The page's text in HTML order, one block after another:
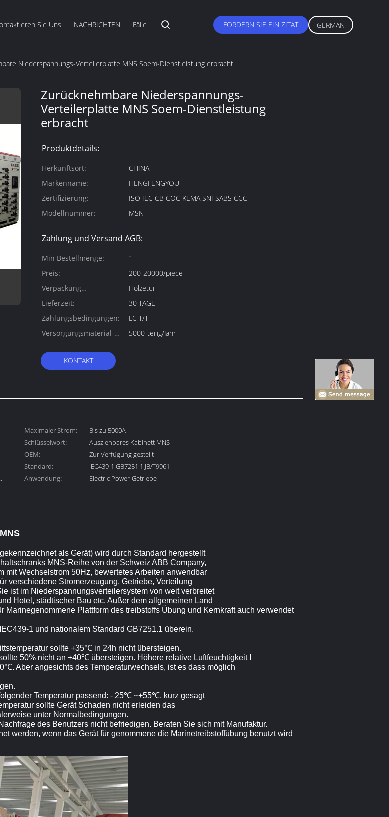
Sie Uns NACHRICHTEN Fälle FORDERN SIE EIN ZITAT GERMAN
Niederspannungs-Verteilerplatte MNS Soem-Dienstleistung erbracht
Zurücknehmbare Niederspannungs-
Verteilerplatte MNS Soem-Dienstleistung
erbracht
Produktdetails:
Herkunftsort:
CHINA
Markenname:
HENGFENGYOU
Zertifizierung:
ISO IEC CB COC KEMA SNI SABS CCC
Modellnummer:
MSN
Zahlung und Versand AGB:
Min Bestellmenge:
1
Preis:
200-20000/piece
Verpackung
Informationen:
Holzetui
Lieferzeit:
30 TAGE
Zahlungsbedingungen:
LC T/T
Versorgungsmaterial-
5000-teilig/Jahr
KONTAKT
Maximaler Strom:
Bis zu 5000A
Schlüsselwort:
Ausziehbares Kabinett MNS
OEM:
Zur Verfügung gestellt
Standard:
IEC439-1 GB7251.1 JB/T9961
Anwendung:
Electric Power-Getriebe
als Gerät) wird durch Standard hergestellt
MNS-Reihe von der Schweiz ABB Company,
mit Wechselstrom 50Hz, bewertetes Arbeiten anwendbar
verschiedene Stromerzeugung, Getriebe, Verteilung
ist im Niederspannungsverteilersystem von weit verbreitet
Hotel, städtischer Bau etc. Außer dem allgemeinen Land
Plattform des treibstoffs Übung und Kernkraft auch verwendet
1 und nationalem Standard GB7251.1 überein.
sollte +35℃ in 24h nicht übersteigen.
50% nicht an +40℃ übersteigen. Höhere relative Luftfeuchtigkeit I
Aber angesichts des Temperaturwechsels, ist es dass möglich
Temperatur passend: - 25℃ ~+55℃, kurz gesagt
sollte Gerät Schaden nicht erleiden das
unter Normalbedingungen.
des Benutzers nicht befriedigen. Beraten Sie sich mit Manufaktur.
werden, wenn das Gerät für genommene die Marinetreibstoffübung benutzt wird